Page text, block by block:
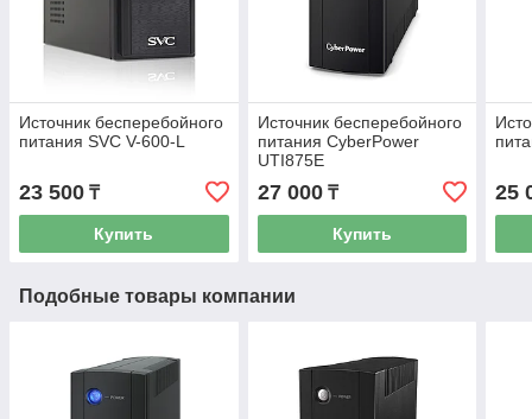
Источник бесперебойного
питания SVC V-600-L
23 500 ₸
Купить
Источник бесперебойного
питания CyberPower
UTI875E
27 000₸
Купить
25
Подобные товары компании